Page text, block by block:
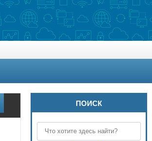
ПОИСК